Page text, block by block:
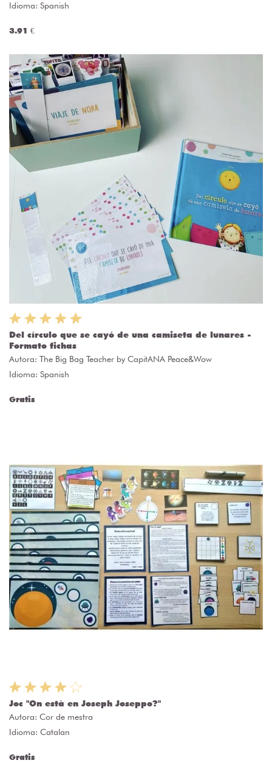
Idioma: Spanish
3.91 €
Del círculo que se cayó de una camiseta de lunares -
Formato fichas
Autora: The Big Bag Teacher by CapitANA Peace&Wow
Idioma: Spanish
Gratis
Joc "On està en Joseph Joseppo?"
Autora: Cor de mestra
Idioma: Catalan
Gratis